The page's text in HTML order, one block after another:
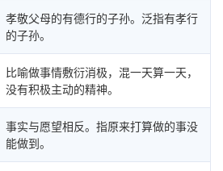
孝敬父母的有德行的子孙。泛指有孝行
的子孙。
比喻做事情敷衍消极，混一天算一天，
没有积极主动的精神。
事实与愿望相反。指原来打算做的事没
能做到。